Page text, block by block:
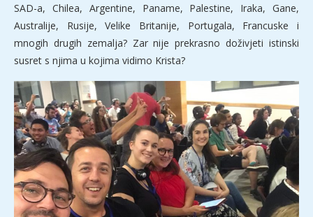
SAD-a, Chilea, Argentine, Paname, Palestine, Iraka, Gane,
Australije, Rusije, Velike Britanije, Portugala, Francuske i
mnogih drugih zemalja? Zar nije prekrasno doživjeti istinski
susret s njima u kojima vidimo Krista?